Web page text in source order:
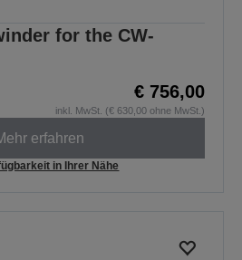
for the CW-
€ 756,00
inkl. MwSt. (€ 630,00 ohne MwSt.)
erfahren
in Ihrer Nähe